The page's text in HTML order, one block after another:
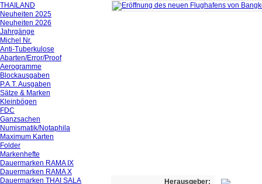
Herausgeber:
THAILAND
Neuheiten 2025
Neuheiten 2026
Jahrgänge
Michel Nr.
Anti-Tuberkulose
Abarten/Error/Proof
Aerogramme
Blockausgaben
P.A.T. Ausgaben
Sätze & Marken
Kleinbögen
FDC
Ganzsachen
Numismatik/Notaphila
Maximum Karten
Folder
Markenhefte
Dauermarken RAMA IX
Dauermarken RAMA X
Dauermarken THAI SALA